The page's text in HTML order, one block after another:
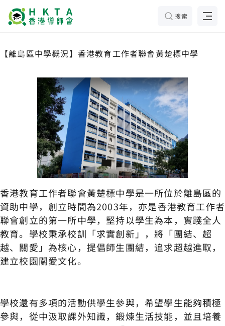
搜索
【離島區中學概況】香港教育工作者聯會黃楚標中學
香港教育工作者聯會黃楚標中學是一所位於離島區的
資助中學，創立時間為2003年，亦是香港教育工作者
聯會創立的第一所中學，堅持以學生為本，實踐全人
教育。學校秉承校訓「求實創新」，將「團結、超
越、關愛」為核心，提倡師生團結，追求超越進取，
建立校園關愛文化。
學校還有多項的活動供學生參與，希望學生能夠積極
參與，從中汲取課外知識，鍛煉生活技能，並且培養